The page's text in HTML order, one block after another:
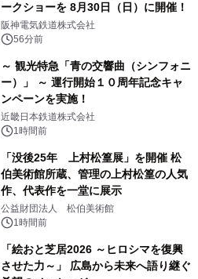
ークショーを 8月30日（日）に開催！
阪神電気鉄道株式会社
56分前
～ 観光特急「青の交響曲（シンフォニ
ー）」 ～ 運行開始１０周年記念キャ
ンペーンを実施！
近畿日本鉄道株式会社
1時間前
「没後25年 上村松篁展」を開催 松
伯美術館所蔵、管理の上村松篁の人気
作、代表作を一堂に展示
公益財団法人 松伯美術館
1時間前
「絵おと芝居2026 ～ヒロシマを復興
させた力～」 広島から未来へ語り継ぐ